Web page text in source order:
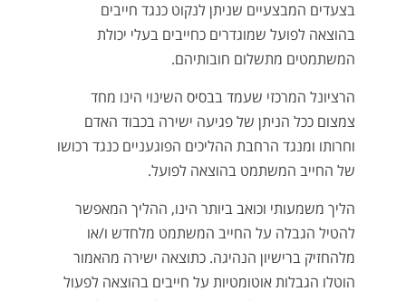
בצעדים המבצעיים שניתן לנקוט כנגד חייבים
בהוצאה לפועל שמוגדרים כחייבים בעלי יכולת
המשתמטים מתשלום חובותיהם.
הרציונל המרכזי שעמד בבסיס השינוי הינו מחד
צמצום ככל הניתן של פגיעה ישירה בכבוד האדם
וחרותו ומנגד הרחבת ההליכים הפוגעניים כנגד רכושו
של החייב המשתמט בהוצאה לפועל.
הליך משמעותי וכואב ביותר הינו, ההליך המאפשר
להטיל הגבלה על החייב המשתמט מלחדש ו/או
מלהחזיק ברישיון הנהיגה. כתוצאה ישירה מהאמור
הוטלו הגבלות אוטומטיות על חייבים בהוצאה לפעול